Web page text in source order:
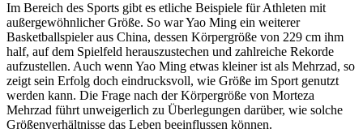
Im Bereich des Sports gibt es etliche Beispiele für Athleten mit
außergewöhnlicher Größe. So war Yao Ming ein weiterer
Basketballspieler aus China, dessen Körpergröße von 229 cm ihm
half, auf dem Spielfeld herauszustechen und zahlreiche Rekorde
aufzustellen. Auch wenn Yao Ming etwas kleiner ist als Mehrzad, so
zeigt sein Erfolg doch eindrucksvoll, wie Größe im Sport genutzt
werden kann. Die Frage nach der Körpergröße von Morteza
Mehrzad führt unweigerlich zu Überlegungen darüber, wie solche
Größenverhältnisse das Leben beeinflussen können.